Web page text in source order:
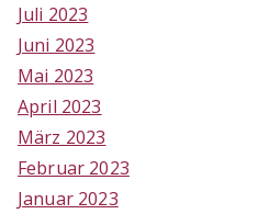
Juli 2023
Juni 2023
Mai 2023
April 2023
März 2023
Februar 2023
Januar 2023